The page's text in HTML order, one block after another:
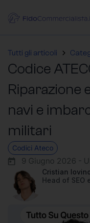
Tutti gli articoli
Codice
Riparazione
navi e
militari
Codici Ateco
9 Giugno 2026 -
Cristian
Head of SEO